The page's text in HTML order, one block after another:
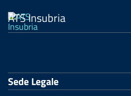
ATS Insubria
Sede Legale